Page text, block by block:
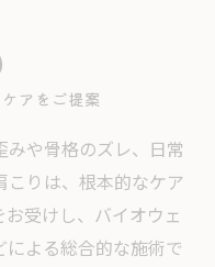
アをご提案
や骨格のズレ、日常
りは、根本的なケア
受けし、バイオウェ
よる総合的な施術で